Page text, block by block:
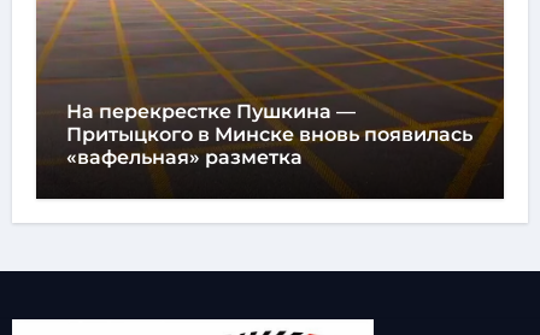
На перекрестке Пушкина —
Притыцкого в Минске вновь появилась
«вафельная» разметка